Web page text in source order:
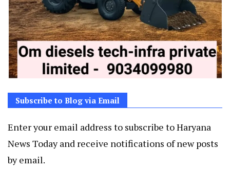
Subscribe to Blog via Email
Enter your email address to subscribe to Haryana
News Today and receive notifications of new posts
by email.